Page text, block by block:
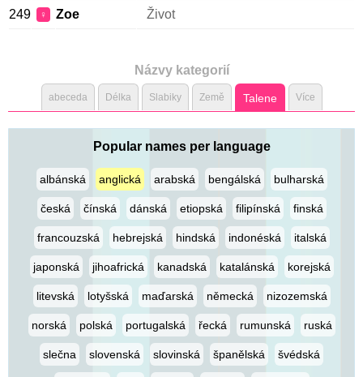
249 ♀ Zoe Život
Názvy kategorií
abeceda Délka Slabiky Země Talene Více
Popular names per language
albánská anglická arabská bengálská bulharská
česká čínská dánská etiopská filipínská finská
francouzská hebrejská hindská indonéská italská
japonská jihoafrická kanadská katalánská korejská
litevská lotyšská maďarská německá nizozemská
norská polská portugalská řecká rumunská ruská
slečna slovenská slovinská španělská švédská